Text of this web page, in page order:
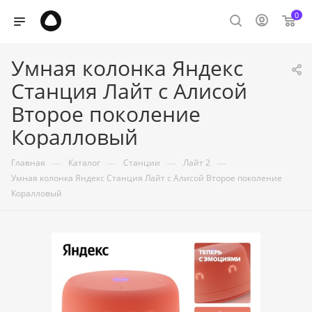
0
Умная колонка Яндекс
Станция Лайт с Алисой
Второе поколение
Коралловый
Главная — Каталог — Станции — Лайт 2 —
Умная колонка Яндекс Станция Лайт с Алисой Второе поколение
Коралловый